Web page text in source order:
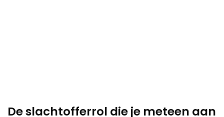
De slachtofferrol die je meteen aan